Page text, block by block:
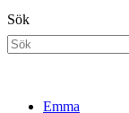
Hoppa
till
Sök
Emma